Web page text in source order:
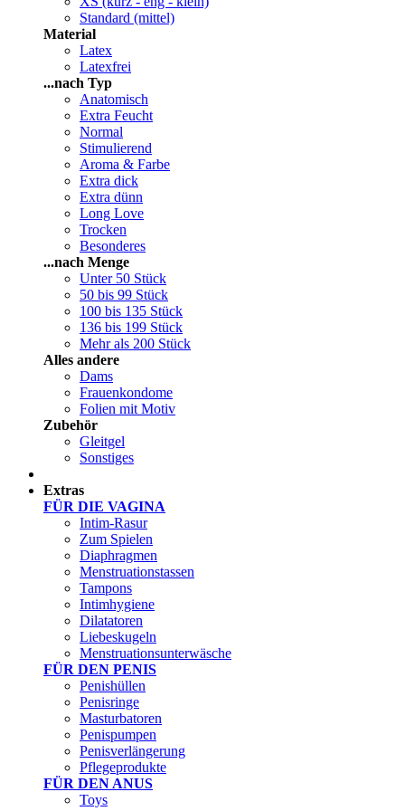
Standard (mittel)
Material
Latex
Latexfrei
...nach Typ
Anatomisch
Extra Feucht
Normal
Stimulierend
Aroma & Farbe
Extra dick
Extra dünn
Long Love
Trocken
Besonderes
...nach Menge
Unter 50 Stück
50 bis 99 Stück
100 bis 135 Stück
136 bis 199 Stück
Mehr als 200 Stück
Alles andere
Dams
Frauenkondome
Folien mit Motiv
Zubehör
Gleitgel
Sonstiges
Extras
FÜR DIE VAGINA
Intim-Rasur
Zum Spielen
Diaphragmen
Menstruationstassen
Tampons
Intimhygiene
Dilatatoren
Liebeskugeln
Menstruationsunterwäsche
FÜR DEN PENIS
Penishüllen
Penisringe
Masturbatoren
Penispumpen
Penisverlängerung
Pflegeprodukte
FÜR DEN ANUS
Toys